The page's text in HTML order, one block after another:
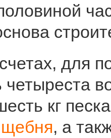
для
четыреста
кг
щебня, а